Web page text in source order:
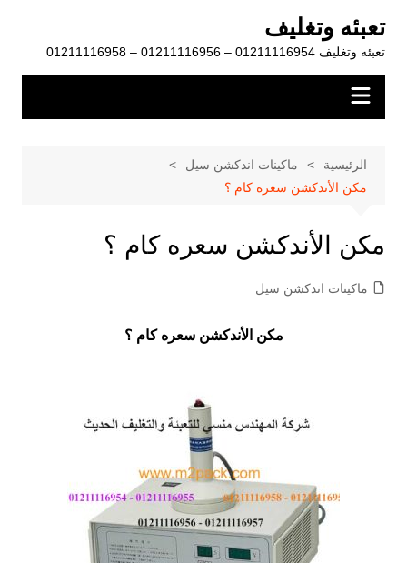
المحتوى
تعبئه وتغليف
تعبئه وتغليف 01211116954 – 01211116956 – 01211116958
الرئيسية
ماكينات اندكشن سيل
مكن الأندكشن سعره كام ؟
مكن الأندكشن سعره كام ؟
ماكينات اندكشن سيل
مكن الأندكشن سعره كام ؟